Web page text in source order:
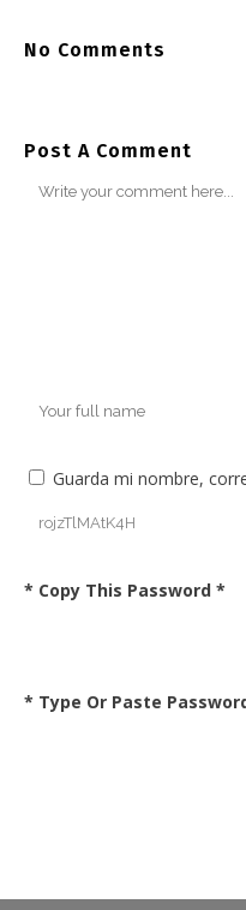
No Comments
Post A Comment
Guarda mi nombre,
* Copy This Password *
* Type Or Paste